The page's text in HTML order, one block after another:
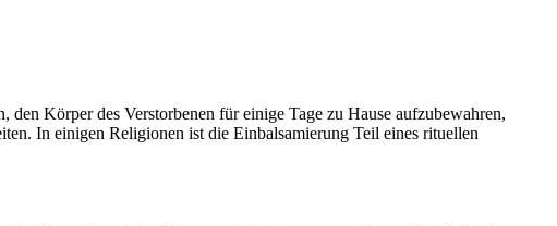
Körper des Verstorbenen für einige Tage zu Hause aufzubewahren,
In einigen Religionen ist die Einbalsamierung Teil eines rituellen